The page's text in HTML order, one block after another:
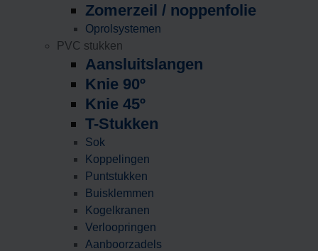
Zomerzeil / noppenfolie
Oprolsystemen
PVC stukken
Aansluitslangen
Knie 90º
Knie 45º
T-Stukken
Sok
Koppelingen
Puntstukken
Buisklemmen
Kogelkranen
Verloopringen
Aanboorzadels